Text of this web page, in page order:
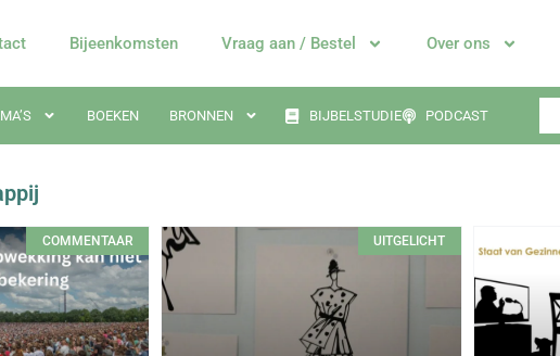
Bijeenkomsten Vraag aan / Bestel Over ons
BOEKEN BRONNEN BIJBELSTUDIE PODCAST
COMMENTAAR UITGELICHT